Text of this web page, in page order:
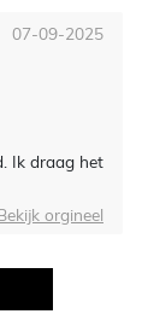
Ik draag het
07-09-2025
orgineel